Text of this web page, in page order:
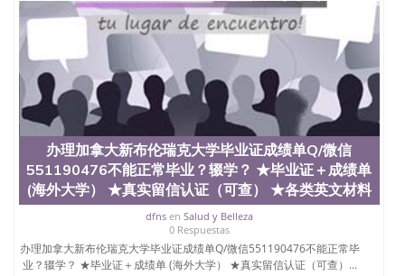
位、声誉、实习机会和影响力的高等教育机构，并获
誉为美国本科教育质量的核心代表。其计算机系与会
计系更是在当今美国大学教学排名中表现优异。其毕
业生大多可以在其所处地域的世界硅谷中心得到工作
机会。许多硅谷公司甚至在学生大三和大四的学期提
供许多相应科系的实习机会。无论是加州大学系统
(UC)，还是加州州立大学系统(CSU), 圣何塞州立大学
都占据着加州所有大学中的地理位置。 圣何塞州立大
学座落于硅谷(Silicon Valley), 于附近的旧金山-圣何塞
地区为全美的重要科技中心。约有学生三万人，超过
134种学士学科和65个硕士学科，并有来自世界60余
国的学生来此就读。其有名的科系如计算机科学，电
子工程学，工商管理学，艺术设计，和航空学等，深
受性肯定及好评；而各种大学部和研究所的商学课程
也吸引了众多不同国家的专业人士前来研究与学习。
二、办理流程： 1、收集客户办理信息； 2、客户付
办理加拿大新布伦瑞克大学毕业证成绩单Q/微信
551190476不能正常毕业？辍学？ ★毕业证＋成绩单
(海外大学） ★真实留信认证（可查） ★各类英文材料
dfnsen Salud y Belleza
0 Respuestas
办理加拿大新布伦瑞克大学毕业证成绩单Q/微信551190476不能正常毕
业？辍学？ ★毕业证＋成绩单 (海外大学） ★真实留信认证（可查）...